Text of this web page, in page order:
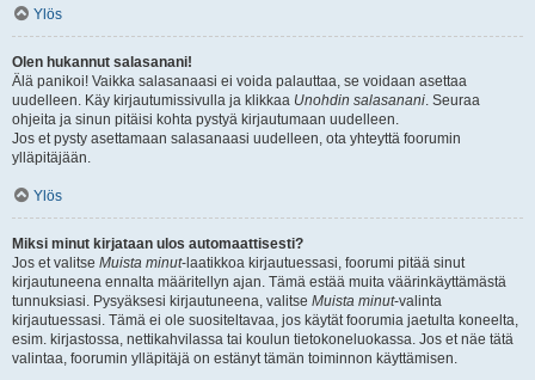
Ylös
Olen hukannut salasanani!
Älä panikoi! Vaikka salasanaasi ei voida palauttaa, se voidaan asettaa
uudelleen. Käy kirjautumissivulla ja klikkaa Unohdin salasanani. Seuraa
ohjeita ja sinun pitäisi kohta pystyä kirjautumaan uudelleen.
Jos et pysty asettamaan salasanaasi uudelleen, ota yhteyttä foorumin
ylläpitäjään.
Ylös
Miksi minut kirjataan ulos automaattisesti?
Jos et valitse Muista minut-laatikkoa kirjautuessasi, foorumi pitää sinut
kirjautuneena ennalta määritellyn ajan. Tämä estää muita väärinkäyttämästä
tunnuksiasi. Pysyäksesi kirjautuneena, valitse Muista minut-valinta
kirjautuessasi. Tämä ei ole suositeltavaa, jos käytät foorumia jaetulta koneelta,
esim. kirjastossa, nettikahvilassa tai koulun tietokoneluokassa. Jos et näe tätä
valintaa, foorumin ylläpitäjä on estänyt tämän toiminnon käyttämisen.